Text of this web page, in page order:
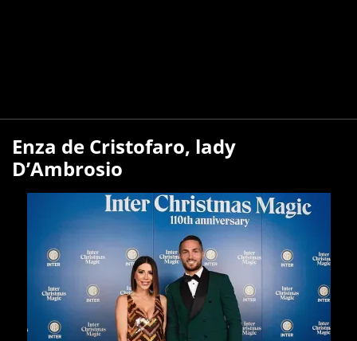
Enza de Cristofaro, lady
D’Ambrosio